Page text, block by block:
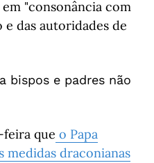
"consonância com
das autoridades de
bispos e padres não
feira que o Papa
medidas draconianas